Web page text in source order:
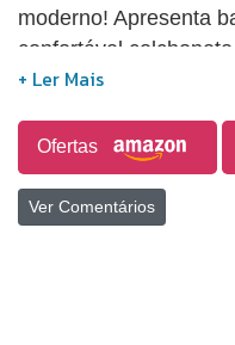
moderno! Apresenta
confortável
lavável para
confiabilidade com
pontos com altura
receber bebê
produto é aprovado
Ofertas
Ver Comentários